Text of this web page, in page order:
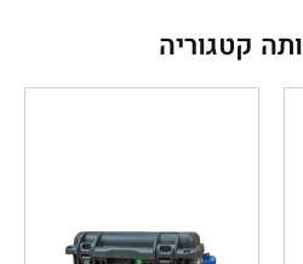
קטגוריה